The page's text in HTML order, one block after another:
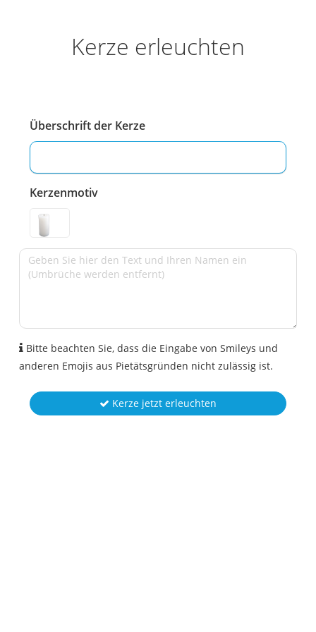
Kerze erleuchten
Überschrift der Kerze
Kerzenmotiv
Bitte beachten Sie, dass die Eingabe von Smileys und
anderen Emojis aus Pietätsgründen nicht zulässig ist.
Kerze jetzt erleuchten